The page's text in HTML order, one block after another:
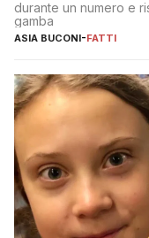
durante un numero e
gamba
ASIA BUCONI-FATTI